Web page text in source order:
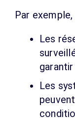
Par
Les
Les